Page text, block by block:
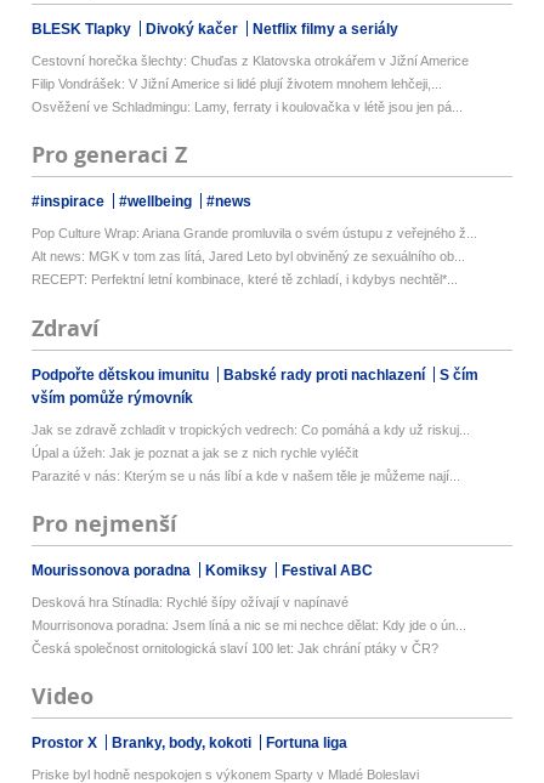
BLESK Tlapky Divoký kačer Netflix filmy a seriály
Cestovní horečka šlechty: Chuďas z Klatovska otrokářem v Jižní Americe
Filip Vondrášek: V Jižní Americe si lidé plují životem mnohem lehčeji,...
Osvěžení ve Schladmingu: Lamy, ferraty i koulovačka v létě jsou jen pá...
Pro generaci Z
#inspirace #wellbeing #news
Pop Culture Wrap: Ariana Grande promluvila o svém ústupu z veřejného ž...
Alt news: MGK v tom zas lítá, Jared Leto byl obviněný ze sexuálního ob...
RECEPT: Perfektní letní kombinace, které tě zchladí, i kdybys nechtěl*...
Zdraví
Podpořte dětskou imunitu Babské rady proti nachlazení
S čím
vším pomůže rýmovník
Jak se zdravě zchladit v tropických vedrech: Co pomáhá a kdy už riskuj...
Úpal a úžeh: Jak je poznat a jak se z nich rychle vyléčit
Parazité v nás: Kterým se u nás líbí a kde v našem těle je můžeme nají...
Pro nejmenší
Mourissonova poradna Komiksy Festival ABC
Desková hra Stínadla: Rychlé šípy ožívají v napínavé
Mourrisonova poradna: Jsem líná a nic se mi nechce dělat: Kdy jde o ún...
Česká společnost ornitologická slaví 100 let: Jak chrání ptáky v ČR?
Video
Prostor X Branky, body, kokoti Fortuna liga
Priske byl hodně nespokojen s výkonem Sparty v Mladé Boleslavi